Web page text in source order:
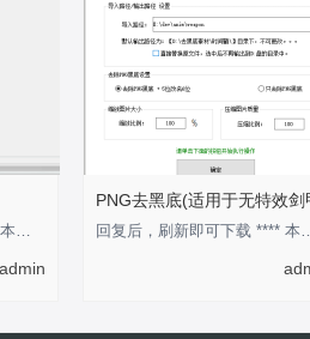
本工具由网络获取而来 **** 本内容被作者隐藏 ****
admin
PNG去黑底(适用于无特效剑
回复后，刷新即可